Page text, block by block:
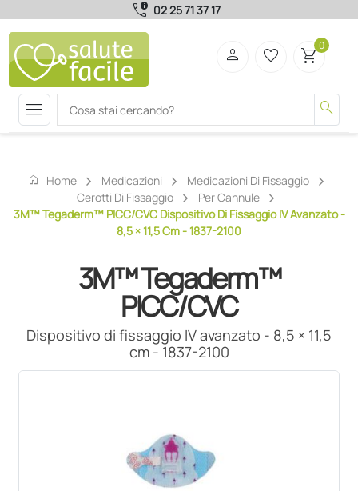
call_quality 02 25 71 37 17
menu search
person favorite_border shopping_cart0
home Home Medicazioni
Medicazioni Di Fissaggio
Cerotti Di Fissaggio
Per Cannule
3M™ Tegaderm™ PICC/CVC Dispositivo Di Fissaggio IV Avanzato -
8,5 × 11,5 Cm - 1837-2100
3M™ Tegaderm™
PICC/CVC
Dispositivo di fissaggio IV avanzato - 8,5 × 11,5
cm - 1837-2100